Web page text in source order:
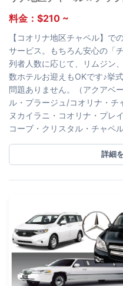
料金：$210 ~
【コオリナ地区チャペル】で
サービス。もちろん安心の「
列者人数に応じて、リムジン
数ホテルお迎えもOKです♪挙
問題ありません。（アクアベ
ル・プラージュ/コオリナ・
ヌカイラニ・コオリナ・プレ
コーブ・クリスタル・チャペル
詳細